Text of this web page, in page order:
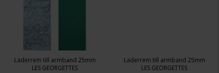
Läderrem till armband 25mm
LES GEORGETTES
Läderrem till armband 25mm
LES GEORGETTES